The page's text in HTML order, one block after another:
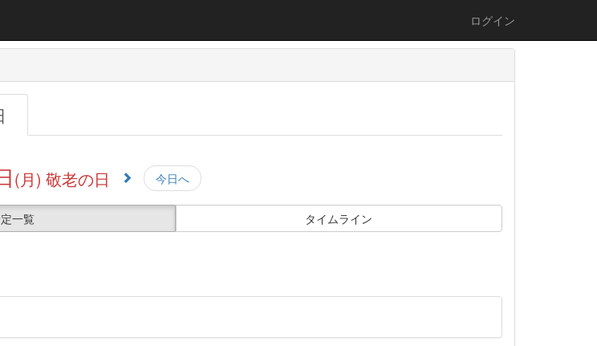
ログイン
(月) 敬老の日 今日へ
一覧 タイムライン